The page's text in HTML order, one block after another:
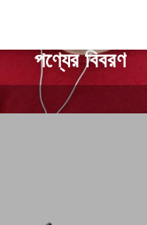
পণ্যের বিবরণ